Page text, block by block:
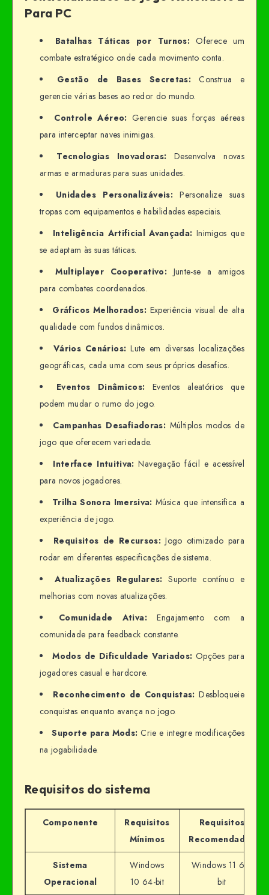
Para PC
Batalhas Táticas por Turnos: Oferece um
combate estratégico onde cada movimento conta.
Gestão de Bases Secretas: Construa e
gerencie várias bases ao redor do mundo.
Controle Aéreo: Gerencie suas forças aéreas
para interceptar naves inimigas.
Tecnologias Inovadoras: Desenvolva novas
armas e armaduras para suas unidades.
Unidades Personalizáveis:Personalize suas
tropas com equipamentos e habilidades especiais.
Inteligência Artificial Avançada: Inimigos que
se adaptam às suas táticas.
Multiplayer Cooperativo:Junte-se a amigos
para combates coordenados.
Gráficos Melhorados:Experiência visual de alta
qualidade com fundos dinâmicos.
Vários Cenários: Lute em diversas localizações
geográficas, cada uma com seus próprios desafios.
Eventos Dinâmicos: Eventos aleatórios que
podem mudar o rumo do jogo.
Campanhas Desafiadoras:Múltiplos modos de
jogo que oferecem variedade.
Interface Intuitiva: Navegação fácil e acessível
para novos jogadores.
Trilha Sonora Imersiva: Música que intensifica a
experiência de jogo.
Requisitos de Recursos: Jogo otimizado para
rodar em diferentes especificações de sistema.
Atualizações Regulares: Suporte contínuo e
melhorias com novas atualizações.
Comunidade Ativa:Engajamento com a
comunidade para feedback constante.
Modos de Dificuldade Variados: Opções para
jogadores casual e hardcore.
Reconhecimento de Conquistas: Desbloqueie
conquistas enquanto avança no jogo.
Suporte para Mods: Crie e integre modificações
na jogabilidade.
Requisitos do sistema
Componente
Requisitos
Mínimos
Requisitos
Recomendados
Sistema
Operacional
Windows
10 64-bit
Windows 11 64-
bit